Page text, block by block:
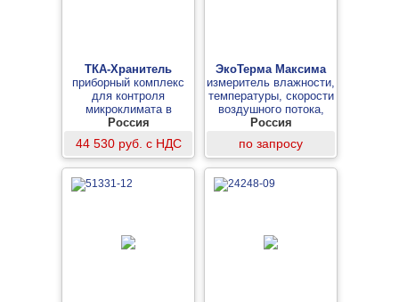
ТКА-Хранитель
приборный комплекс
для контроля
микроклимата в
учреждениях культуры
и искусства
Россия
44 530 руб. с НДС
ЭкоТерма Максима
измеритель влажности,
температуры, скорости
воздушного потока,
барометр
Россия
по запросу